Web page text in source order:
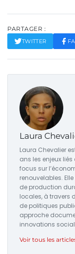
PARTAGER :
TWITTER
Laura
Laura Chevalier
ans les enjeux
focus sur
renouvelables.
de production
locales, à travers
de politiques
approche
innovations
Voir tous les